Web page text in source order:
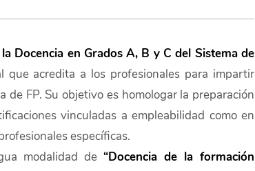
Docencia en Grados A, B y C del Sistema de
acredita a los profesionales para impartir
FP. Su objetivo es homologar la preparación
vinculadas a empleabilidad como en
específicas.
modalidad de “Docencia de la formación